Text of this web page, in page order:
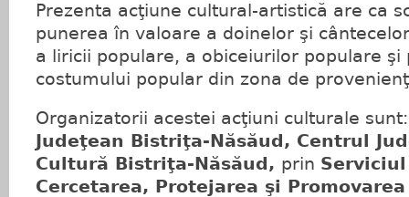
Prezenta acţiune cultural-artistică are ca
punerea în valoare a doinelor şi
a liricii populare, a obiceiurilor populare şi
costumului popular din zona de
Organizatorii acestei acţiuni culturale
Judeţean Bistriţa-Năsăud, Centrul
Cultură Bistriţa-Năsăud, prin Serviciul
Cercetarea, Protejarea şi